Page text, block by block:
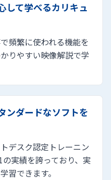
して学べるカリキュ
頻繁に使われる機能を
りやすい映像解説で学
ンダードなソフトを
デスク認定トレーニン
実績を誇っており、実
習できます。